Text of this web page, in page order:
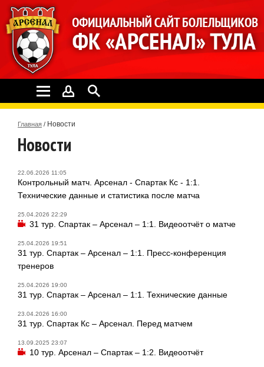
Главная / Новости
Новости
22.06.2026 11:05
Контрольный матч. Арсенал - Спартак Кс - 1:1.
Технические данные и статистика после матча
25.04.2026 22:29
31 тур. Спартак – Арсенал – 1:1. Видеоотчёт о матче
25.04.2026 19:51
31 тур. Спартак – Арсенал – 1:1. Пресс-конференция
тренеров
25.04.2026 19:00
31 тур. Спартак – Арсенал – 1:1. Технические данные
23.04.2026 16:00
31 тур. Спартак Кс – Арсенал. Перед матчем
13.09.2025 23:07
10 тур. Арсенал – Спартак – 1:2. Видеоотчёт